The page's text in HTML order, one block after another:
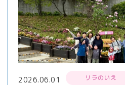
2026.06.01 リラのいえ